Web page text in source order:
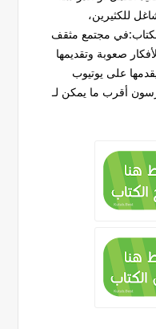
للكثيرين،
مجتمع مثقف
صعوبة وتقديمها
على يوتيوب
بيترسون أقرب ما يمكن لـ